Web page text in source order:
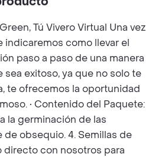
Tú Vivero Virtual Una vez
indicaremos como llevar el
paso a paso de una manera
sea exitoso, ya que no solo te
te ofrecemos la oportunidad
• Contenido del Paquete:
la germinación de las
de obsequio. 4. Semillas de
directo con nosotros para